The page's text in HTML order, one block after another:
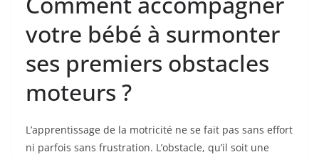
votre bébé à surmonter
ses premiers obstacles
moteurs ?
L’apprentissage de la motricité ne se fait pas sans effort
ni parfois sans frustration. L’obstacle, qu’il soit une